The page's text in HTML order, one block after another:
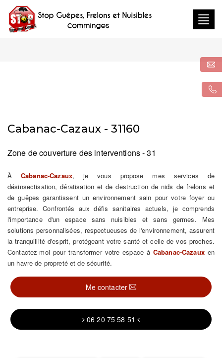
Cabanac-Cazaux - 31160
Zone de couverture des interventions - 31
ÀCabanac-Cazaux, je vous propose mes services de
désinsectisation, dératisation et de destruction de nids de frelons et
de guêpes garantissent un environnement sain pour votre foyer ou
entreprise. Confrontés aux défis sanitaires actuels, je comprends
l'importance d'un espace sans nuisibles et sans germes. Mes
solutions personnalisées, respectueuses de l'environnement, assurent
la tranquillité d'esprit, protégeant votre santé et celle de vos proches.
Contactez-moi pour transformer votre espace à Cabanac-Cazauxen
un havre de propreté et de sécurité.
Me contacter
06 20 75 58 51